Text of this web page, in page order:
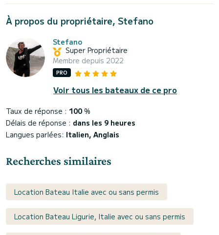
À propos du propriétaire, Stefano
Stefano
Super Propriétaire
Membre depuis 2022
PRO
Voir tous les bateaux de ce pro
Taux de réponse : 100 %
Délais de réponse : dans les 9 heures
Langues parlées: Italien, Anglais
Recherches similaires
Location Bateau Italie avec ou sans permis
Location Bateau Ligurie, Italie avec ou sans permis